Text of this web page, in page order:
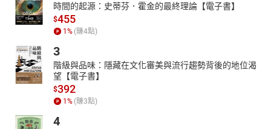
時間的起源：史蒂芬．霍金的最終理論【電子書】
$455
1% (賺4點)
3
階級與品味：隱藏在文化審美與流行趨勢背後的地位渴
望【電子書】
$392
1% (賺3點)
4